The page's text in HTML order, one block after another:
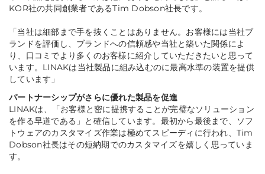
KOR社の共同創業者であるTim Dobson社長です。
「当社は細部まで手を抜くことはありません。お客様には当社ブ
ランドを評価し、ブランドへの信頼感や当社と築いた関係によ
り、口コミでより多くのお客様に紹介していただきたいと思って
います。LINAKは当社製品に組み込むのに最高水準の装置を提供
しています 」
パートナーシップがさらに優れた製品を促進
LINAKは、「お客様と密に提携することが完璧なソリューション
を作る早道である」と確信しています。最初から最後まで、ソフ
トウェアのカスタマイズ作業は極めてスピーディに行われ、Tim
Dobson社長はその短納期でのカスタマイズを嬉しく思っていま
す。